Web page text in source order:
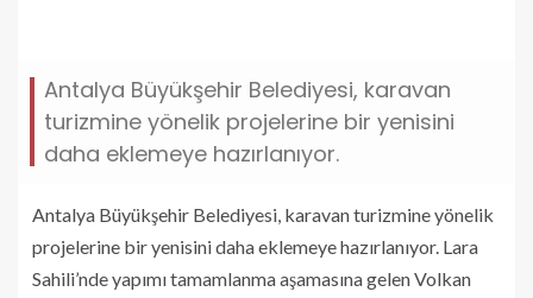
Antalya Büyükşehir Belediyesi, karavan
turizmine yönelik projelerine bir yenisini
daha eklemeye hazırlanıyor.
Antalya Büyükşehir Belediyesi, karavan turizmine yönelik
projelerine bir yenisini daha eklemeye hazırlanıyor. Lara
Sahili’nde yapımı tamamlanma aşamasına gelen Volkan